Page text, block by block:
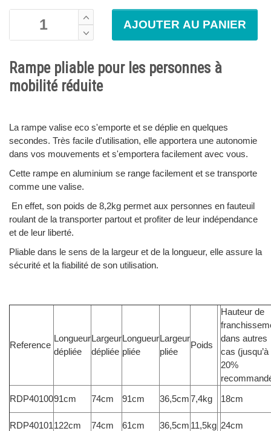
Rampe pliable pour les personnes à
mobilité réduite
La rampe valise eco s'emporte et se déplie en quelques
secondes. Très facile d'utilisation, elle apportera une autonomie
dans vos mouvements et s'emportera facilement avec vous.
Cette rampe en aluminium se range facilement et se transporte
comme une valise.
En effet, son poids de 8,2kg permet aux personnes en fauteuil
roulant de la transporter partout et profiter de leur indépendance
et de leur liberté.
Pliable dans le sens de la largeur et de la longueur, elle assure la
sécurité et la fiabilité de son utilisation.
Reference
Longueur
dépliée
Largeur
dépliée
Longueur
pliée
Largeur
pliée
Poids
Hauteur de
dans autres
cas (jusqu’à
20%
RDP4010091cm 74cm 91cm 36,5cm7,4kg 18cm
RDP40101122cm 74cm 61cm 36,5cm 11,5kg 24cm